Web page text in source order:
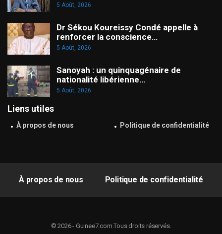
5 Août, 2026
Dr Sékou Koureissy Condé appelle à
renforcer la conscience…
5 Août, 2026
Sanoyah : un quinquagénaire de
nationalité libérienne…
5 Août, 2026
Liens utiles
À propos de nous Politique de confidentialité
À propos de nous Politique de confidentialité
© 2026 - Guinee7.com.Tous droits réservés.